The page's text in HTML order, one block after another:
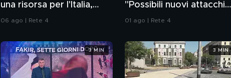
una risorsa per l'Italia,
dovete ringraziarci"
06 ago | Rete 4
"Possibili nuovi attacchi
all'Iran"
01 ago | Rete 4
3 MIN 3 MIN